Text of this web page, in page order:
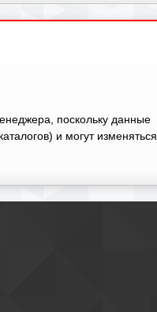
поскольку данные
и могут изменяться